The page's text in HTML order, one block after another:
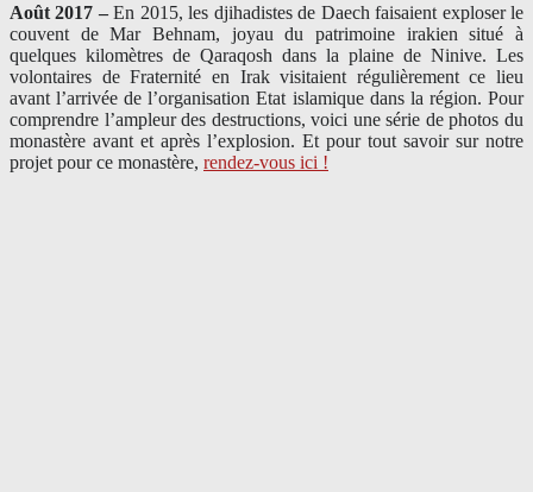
Août 2017 –En 2015, les djihadistes de Daech faisaient exploser le
couvent de Mar Behnam, joyau du patrimoine irakien situé à
quelques kilomètres de Qaraqosh dans la plaine de Ninive. Les
volontaires de Fraternité en Irak visitaient régulièrement ce lieu
avant l’arrivée de l’organisation Etat islamique dans la région. Pour
comprendre l’ampleur des destructions, voici une série de photos du
monastère avant et après l’explosion. Et pour tout savoir sur notre
projet pour ce monastère, rendez-vous ici !